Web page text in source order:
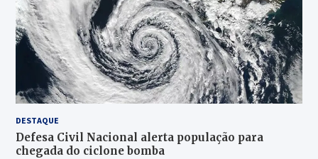
DESTAQUE
Defesa Civil Nacional alerta população para
chegada do ciclone bomba